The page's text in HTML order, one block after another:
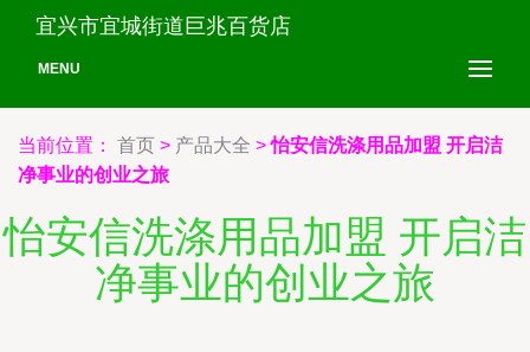
宜兴市宜城街道巨兆百货店
MENU
当前位置： 首页 > 产品大全 > 怡安信洗涤用品加盟 开启洁
净事业的创业之旅
怡安信洗涤用品加盟 开启洁
净事业的创业之旅